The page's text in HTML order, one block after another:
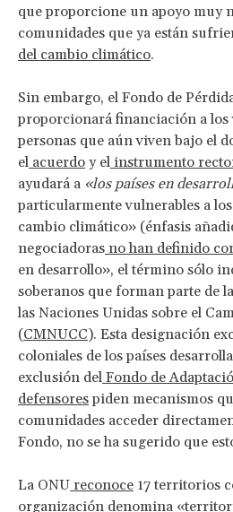
que proporcione un apoyo muy
comunidades que ya están
del cambio climático.
Sin embargo, el Fondo de
proporcionará financiación a los
personas que aún viven bajo el
el acuerdo y el instrumento
ayudará a «los países en
particularmente vulnerables a
cambio climático» (énfasis
negociadoras no han definido
en desarrollo», el término sólo
soberanos que forman parte de
las Naciones Unidas sobre el
(CMNUCC). Esta designación
coloniales de los países
exclusión del Fondo de
defensorespiden mecanismos
comunidades acceder
Fondo, no se ha sugerido que
La ONU reconoce 17 territorios
organización denomina